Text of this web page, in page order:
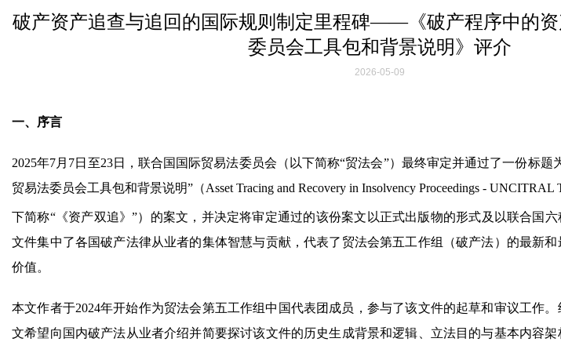
破产资产追查与追回的国际规则制定里程碑——《破产程序中的
委员会工具包和背景说明》评介
2026-05-09
一、序言
2025年7月7日至23日，联合国国际贸易法委员会（以下简称“贸法会”）最终审定并通过了一份标题
贸易法委员会工具包和背景说明”（Asset Tracing and Recovery in Insolvency Proceedings - UNCITRAL
下简称“《资产双追》”）的案文，并决定将审定通过的该份案文以正式出版物的形式及以联合国六
文件集中了各国破产法律从业者的集体智慧与贡献，代表了贸法会第五工作组（破产法）的最新
价值。
本文作者于2024年开始作为贸法会第五工作组中国代表团成员，参与了该文件的起草和审议工作
文希望向国内破产法从业者介绍并简要探讨该文件的历史生成背景和逻辑、立法目的与基本内容